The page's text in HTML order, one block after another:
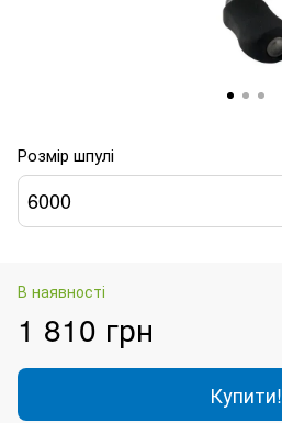
Розмір шпулі
6000
В наявності
1 810 грн
Купити!